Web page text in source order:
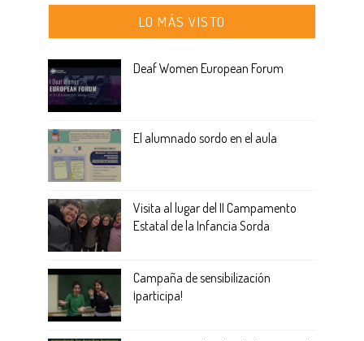
LO MÁS VISTO
Deaf Women European Forum
El alumnado sordo en el aula
Visita al lugar del II Campamento
Estatal de la Infancia Sorda
Campaña de sensibilización
¡participa!